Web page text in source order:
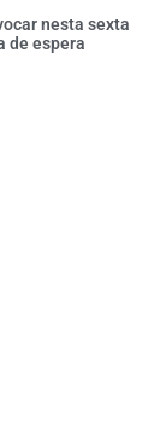
nesta sexta
de espera